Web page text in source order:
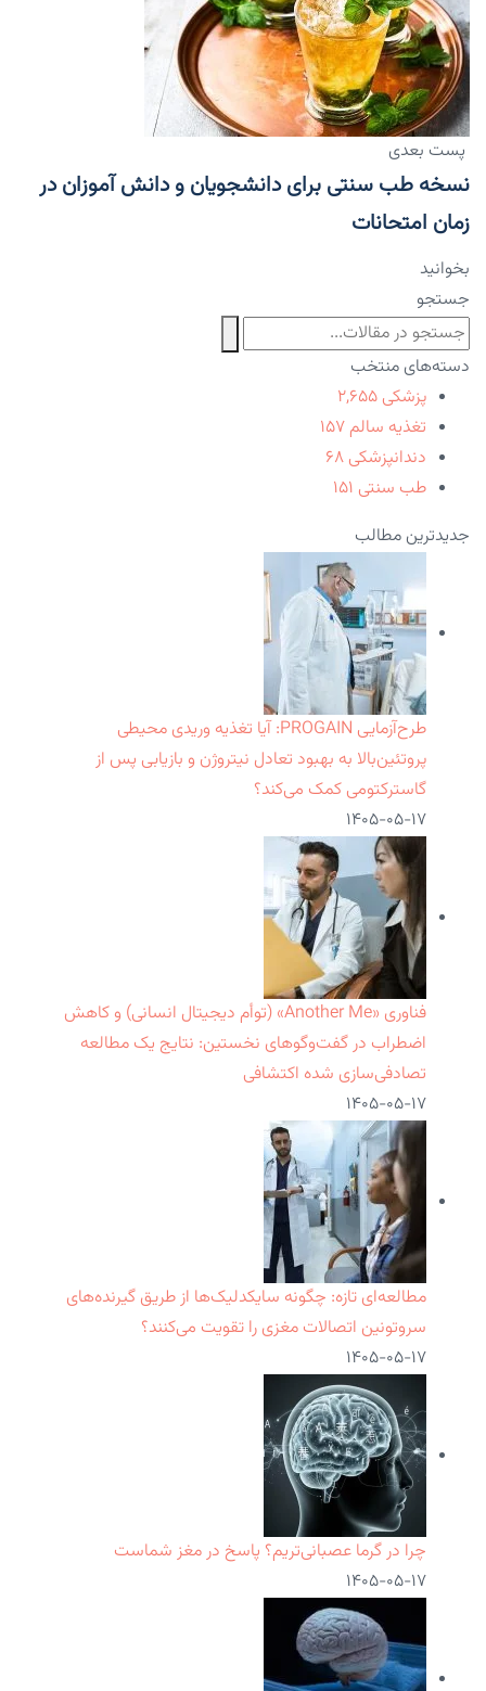
پست بعدی
نسخه طب سنتی برای دانشجویان و دانش آموزان در
زمان امتحانات
بخوانید
جستجو
دسته‌های منتخب
پزشکی ۲,۶۵۵
تغذیه سالم ۱۵۷
دندانپزشکی ۶۸
طب سنتی ۱۵۱
جدیدترین مطالب
طرح‌آزمایی PROGAIN: آیا تغذیه وریدی محیطی
پروتئین‌بالا به بهبود تعادل نیتروژن و بازیابی پس از
گاسترکتومی کمک می‌کند؟
۱۴۰۵-۰۵-۱۷
فناوری «Another Me» (توأم دیجیتال انسانی) و کاهش
اضطراب در گفت‌وگوهای نخستین: نتایج یک مطالعه
تصادفی‌سازی شده اکتشافی
۱۴۰۵-۰۵-۱۷
مطالعه‌ای تازه: چگونه سایکدلیک‌ها از طریق گیرنده‌های
سروتونین اتصالات مغزی را تقویت می‌کنند؟
۱۴۰۵-۰۵-۱۷
چرا در گرما عصبانی‌تریم؟ پاسخ در مغز شماست
۱۴۰۵-۰۵-۱۷